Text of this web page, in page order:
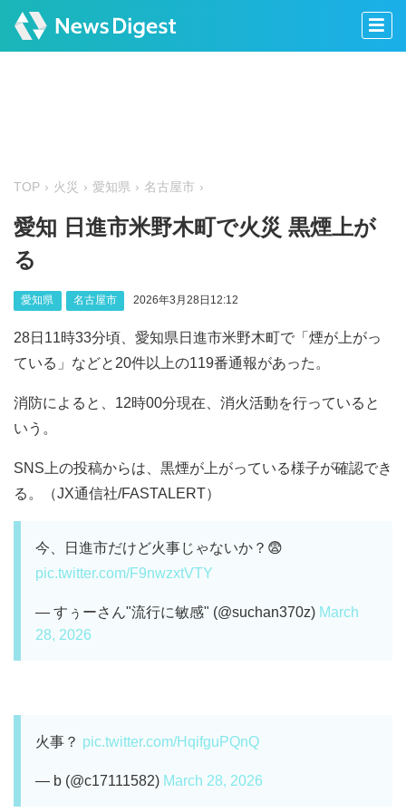
TOP 火災 愛知県 名古屋市
愛知 日進市米野木町で火災 黒煙上が
る
愛知県 名古屋市 2026年3月28日12:12
28日11時33分頃、愛知県日進市米野木町で「煙が上がっ
ている」などと20件以上の119番通報があった。
消防によると、12時00分現在、消火活動を行っていると
いう。
SNS上の投稿からは、黒煙が上がっている様子が確認でき
る。（JX通信社/FASTALERT）
今、日進市だけど火事じゃないか？😨
pic.twitter.com/F9nwzxtVTY
— すぅーさん"流行に敏感" (@suchan370z) March
28, 2026
火事？ pic.twitter.com/HqifguPQnQ
— b (@c17111582) March 28, 2026